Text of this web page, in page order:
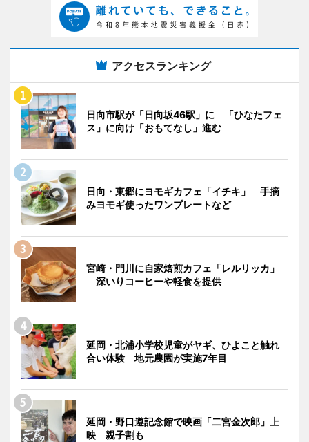
アクセスランキング
日向市駅が「日向坂46駅」に 「ひなたフェ
ス」に向け「おもてなし」進む
日向・東郷にヨモギカフェ「イチキ」 手摘
みヨモギ使ったワンプレートなど
宮崎・門川に自家焙煎カフェ「レルリッカ」
深いりコーヒーや軽食を提供
延岡・北浦小学校児童がヤギ、ひよこと触れ
合い体験 地元農園が実施7年目
延岡・野口遵記念館で映画「二宮金次郎」上
映 親子割も